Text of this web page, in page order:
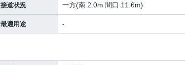
接道状況 一方(南 2.0m 間口 11.6m)
最適用途 -